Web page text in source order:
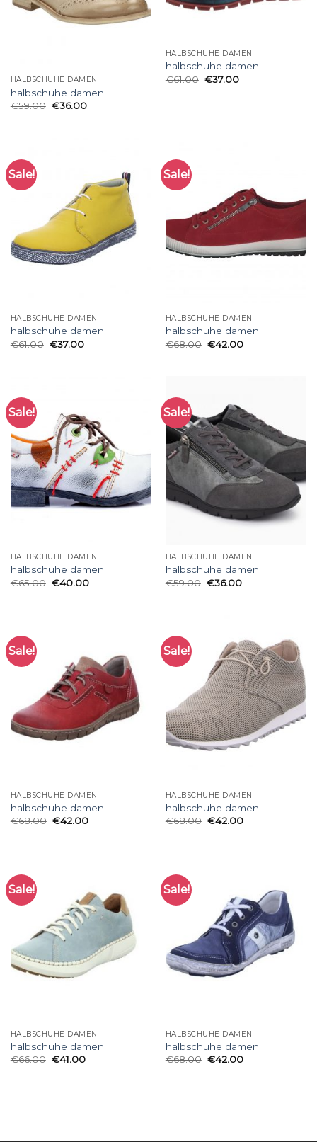
HALBSCHUHE DAMEN
halbschuhe damen
€59.00 €36.00
HALBSCHUHE DAMEN
halbschuhe damen
€61.00 €37.00
Sale!
HALBSCHUHE DAMEN
halbschuhe damen
€61.00 €37.00
Sale!
HALBSCHUHE DAMEN
halbschuhe damen
€68.00 €42.00
Sale!
HALBSCHUHE DAMEN
halbschuhe damen
€65.00 €40.00
Sale!
HALBSCHUHE DAMEN
halbschuhe damen
€59.00 €36.00
Sale!
HALBSCHUHE DAMEN
halbschuhe damen
€68.00 €42.00
Sale!
HALBSCHUHE DAMEN
halbschuhe damen
€68.00 €42.00
Sale!
HALBSCHUHE DAMEN
halbschuhe damen
€66.00 €41.00
Sale!
HALBSCHUHE DAMEN
halbschuhe damen
€68.00 €42.00